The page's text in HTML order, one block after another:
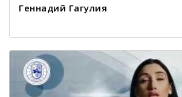
Геннадий Гагулия